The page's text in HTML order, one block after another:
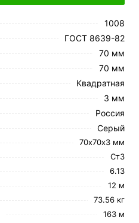
1008
ГОСТ 8639-82
70 мм
70 мм
Квадратная
3 мм
Россия
Серый
70х70х3 мм
Ст3
6.13
12 м
73.56 кг
163 м